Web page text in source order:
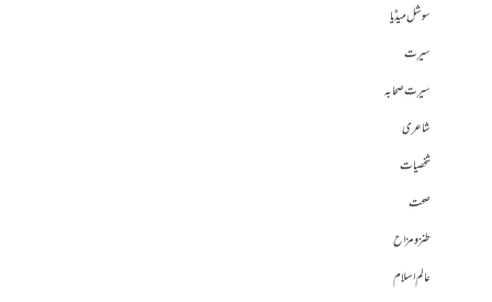
سوشل میڈیا
سیرت
سیرت صحابہ
شاعری
شخصیات
صحت
طنز و مزاح
عالم اسلام